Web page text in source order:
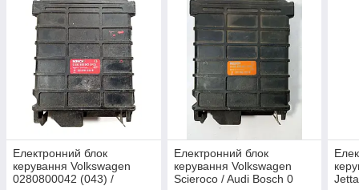
Електронний блок
керування Volkswagen
0280800042 (043) /
Електронний блок
керування Volkswagen
Scieroco / Audi Bosch 0